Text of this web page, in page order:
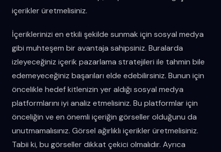
içerikler üretmelisiniz.
İçeriklerinizi en etkili şekilde sunmak için sosyal medya
gibi muhteşem bir avantaja sahipsiniz. Buralarda
izleyeceğiniz içerik pazarlama stratejileri ile tahmin bile
edemeyeceğiniz başarıları elde edebilirsiniz. Bunun için
öncelikle hedef kitlenizin yer aldığı sosyal medya
platformlarını iyi analiz etmelisiniz. Bu platformlar için
önceliğin ve en önemli içeriğin görseller olduğunu da
unutmamalısınız. Görsel ağırlıklı içerikler üretmelisiniz.
Tabii ki, bu görseller dikkat çekici olmalıdır. Ayrıca